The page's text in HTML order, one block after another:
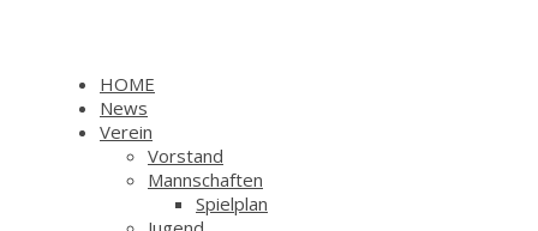
HOME
News
Verein
Vorstand
Mannschaften
Spielplan